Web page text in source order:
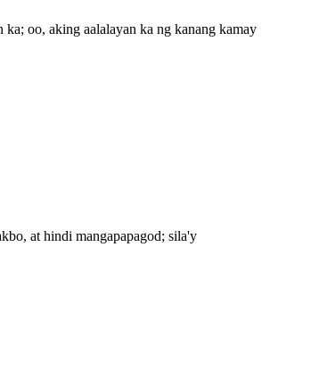
oo, aking aalalayan ka ng kanang kamay
at hindi mangapapagod; sila'y